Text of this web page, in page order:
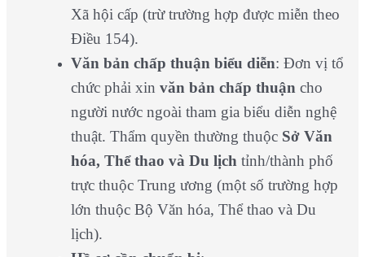
Xã hội cấp (trừ trường hợp được miễn theo
Điều 154).
Văn bản chấp thuận biểu diễn: Đơn vị tổ
chức phải xin văn bản chấp thuận cho
người nước ngoài tham gia biểu diễn nghệ
thuật. Thẩm quyền thường thuộc Sở Văn
hóa, Thể thao và Du lịch tỉnh/thành phố
trực thuộc Trung ương (một số trường hợp
lớn thuộc Bộ Văn hóa, Thể thao và Du
lịch).